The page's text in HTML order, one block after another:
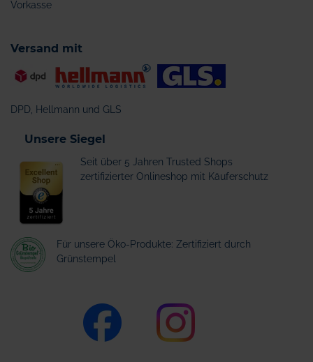
Vorkasse
Versand mit
DPD, Hellmann und GLS
Unsere Siegel
Seit über 5 Jahren Trusted Shops
zertifizierter Onlineshop mit Käuferschutz
Für unsere Öko-Produkte: Zertifiziert durch
Grünstempel